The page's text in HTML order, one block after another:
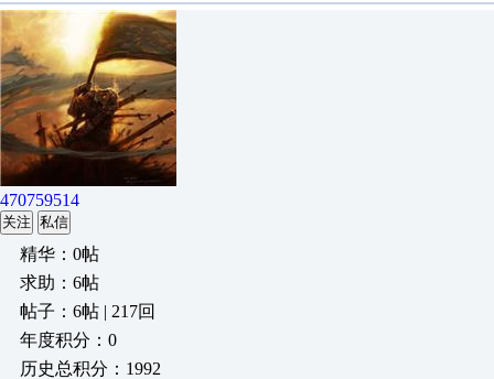
470759514
关注 私信
精华：0帖
求助：6帖
帖子：6帖 | 217回
年度积分：0
历史总积分：1992